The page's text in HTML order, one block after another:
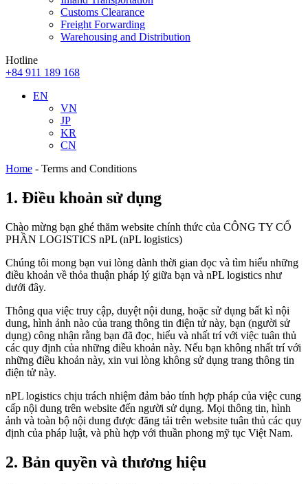
Customs Clearance
Freight Forwarding
Warehousing and Distribution
Hotline
+84 911 189 168
EN
VN
JP
KR
CN
Home - Terms and Conditions
1. Điều khoản sử dụng
Chào mừng bạn ghé thăm website chính thức của CÔNG TY CỔ
PHẦN LOGISTICS nPL (nPL logistics)
Chúng tôi mong bạn vui lòng dành thời gian đọc và tìm hiểu những
điều khoản về thỏa thuận pháp lý giữa bạn và nPL logistics như
dưới đây.
Thông qua việc truy cập, duyệt nội dung, hoặc sử dụng bất kì nội
dung, hình ảnh nào của trang thông tin điện tử này, bạn (người sử
dụng) công nhận rằng bạn đã đọc, hiểu và nhất trí với việc tuân thủ
các quy định của những điều khoản này. Nếu bạn không nhất trí với
những điều khoản này, xin vui lòng không sử dụng trang thông tin
điện tử này.
nPL logistics chịu trách nhiệm đảm bảo tính hợp pháp của việc cung
cấp nội dung trên website đến người sử dụng. Mọi thông tin, hình
ảnh và toàn bộ nội dung được đăng tải trên website tuân thủ các quy
định của pháp luật, và phù hợp với thuần phong mỹ tục Việt Nam.
2. Bản quyền và thương hiệu